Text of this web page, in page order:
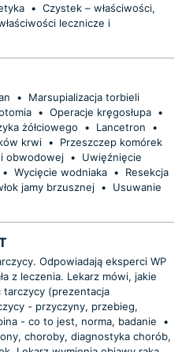
• Czystek – właściwości,
lecznicze i
•
Marsupializacja torbieli
• Operacje kręgosłupa •
żółciowego
• Lancetron
•
krwi •
Przeszczep komórek
obwodowej •
Uwięźnięcie
• Wycięcie wodniaka •
Resekcja
jamy brzusznej •
Usuwanie
Odpowiadają eksperci WP
z leczenia. Lekarz mówi, jakie
tarczycy (prezentacja
- przyczyny, przebieg,
- co to jest, norma, badanie
•
choroby, diagnostyka chorób,